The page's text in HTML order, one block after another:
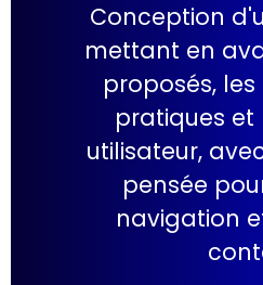
Conception
mettant en
proposés,
pratiques et
utilisateur,
pensée
navigation